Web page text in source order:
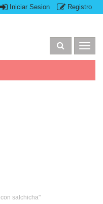
Iniciar Sesion Registro
salchicha"